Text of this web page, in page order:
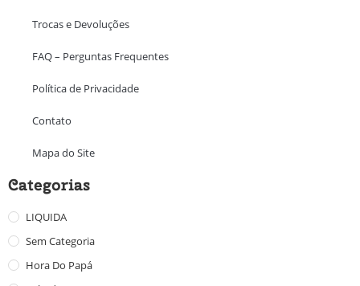
Trocas e Devoluções
FAQ – Perguntas Frequentes
Política de Privacidade
Contato
Mapa do Site
Categorias
LIQUIDA
Sem Categoria
Hora Do Papá